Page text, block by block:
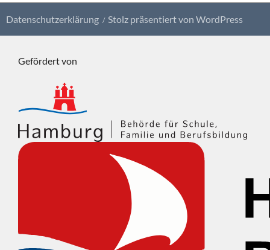
Datenschutzerklärung Stolz präsentiert von WordPress
Gefördert von